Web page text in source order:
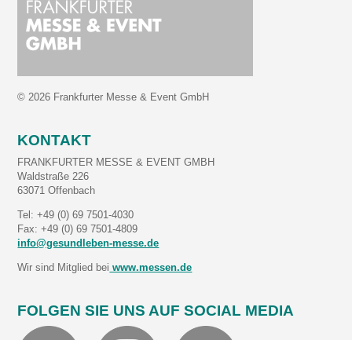
© 2026 Frankfurter Messe & Event GmbH
KONTAKT
FRANKFURTER MESSE & EVENT GMBH
Waldstraße 226
63071 Offenbach
Tel: +49 (0) 69 7501-4030
Fax: +49 (0) 69 7501-4809
info@gesundleben-messe.de
Wir sind Mitglied bei www.messen.de
FOLGEN SIE UNS AUF SOCIAL MEDIA